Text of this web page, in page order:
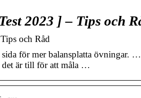
2023 ] – Tips och
och Råd
för mer balansplatta övningar.
det är till för att måla …